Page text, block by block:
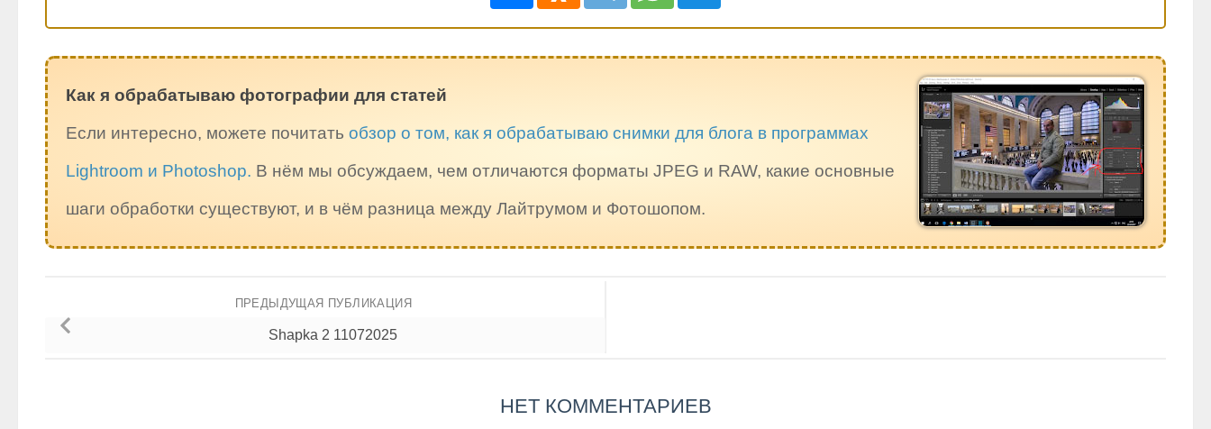
Как я обрабатываю фотографии для статей
Если интересно, можете почитать обзор о том, как я обрабатываю снимки для блога в программах
Lightroom и Photoshop. В нём мы обсуждаем, чем отличаются форматы JPEG и RAW, какие основные
шаги обработки существуют, и в чём разница между Лайтрумом и Фотошопом.
ПРЕДЫДУЩАЯ ПУБЛИКАЦИЯ
Shapka 2 11072025
НЕТ КОММЕНТАРИЕВ